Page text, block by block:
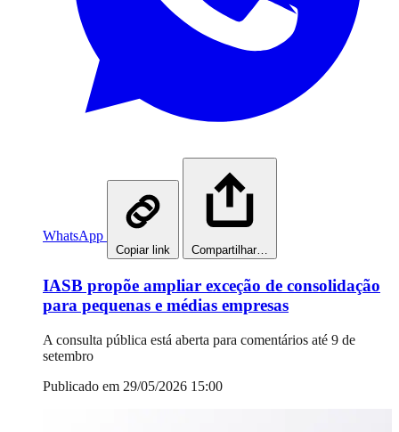
WhatsApp
Copiar link Compartilhar…
IASB propõe ampliar exceção de consolidação
para pequenas e médias empresas
A consulta pública está aberta para comentários até 9 de
setembro
Publicado em 29/05/2026 15:00